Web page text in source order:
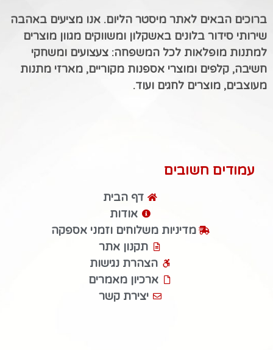
ברוכים הבאים לאתר מיסטר הליום. אנו מציעים באהבה
שירותי סידור בלונים באשקלון ומשווקים מגוון מוצרים
למתנות מופלאות לכל המשפחה: צעצועים ומשחקי
חשיבה, קלפים ומוצרי אספנות מקוריים, מארזי מתנות
מעוצבים, מוצרים לחגים ועוד.
עמודים חשובים
דף הבית
אודות
מדיניות משלוחים וזמני אספקה
תקנון אתר
הצהרת נגישות
ארכיון מאמרים
יצירת קשר